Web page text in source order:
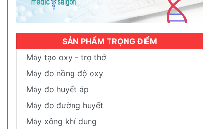
SẢN PHẨM TRỌNG ĐIỂM
Máy tạo oxy - trợ thở
Máy đo nồng độ oxy
Máy đo huyết áp
Máy đo đường huyết
Máy xông khí dung